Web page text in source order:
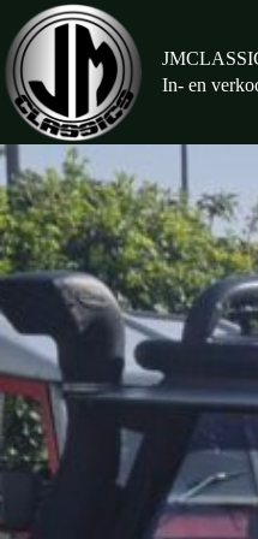
naar
de
inhoud
In- en